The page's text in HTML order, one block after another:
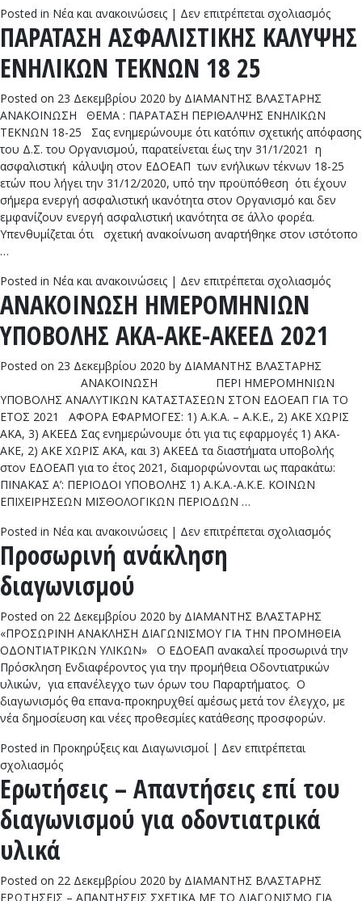
Posted in Νέα και ανακοινώσεις | Δεν επιτρέπεται σχολιασμόςστο
κατά
με
τους
ΠΑΡΑΤΑΣΗ ΑΣΦΑΛΙΣΤΙΚΗΣ ΚΑΛΥΨΗΣ
ΕΝΗΛΙΚΩΝ ΤΕΚΝΩΝ 18 25
Posted on 23 Δεκεμβρίου 2020 by ΔΙΑΜΑΝΤΗΣ ΒΛΑΣΤΑΡΗΣ
ΑΝΑΚΟΙΝΩΣΗ ΘΕΜΑ : ΠΑΡΑΤΑΣΗ ΠΕΡΙΘΑΛΨΗΣ ΕΝΗΛΙΚΩΝ
ΤΕΚΝΩΝ 18-25 Σας ενημερώνουμε ότι κατόπιν σχετικής απόφασης
του Δ.Σ. του Οργανισμού, παρατείνεται έως την 31/1/2021 η
ασφαλιστική κάλυψη στον ΕΔΟΕΑΠ των ενήλικων τέκνων 18-25
ετών που λήγει την 31/12/2020, υπό την προϋπόθεση ότι έχουν
σήμερα ενεργή ασφαλιστική ικανότητα στον Οργανισμό και δεν
εμφανίζουν ενεργή ασφαλιστική ικανότητα σε άλλο φορέα.
Υπενθυμίζεται ότι σχετική ανακοίνωση αναρτήθηκε στον ιστότοπο
…
Posted in Νέα και ανακοινώσεις | Δεν επιτρέπεται σχολιασμόςστο
18
25
ΑΝΑΚΟΙΝΩΣΗ ΗΜΕΡΟΜΗΝΙΩΝ
ΥΠΟΒΟΛΗΣ ΑΚΑ-ΑΚΕ-ΑΚΕΕΔ 2021
Posted on 23 Δεκεμβρίου 2020 by ΔΙΑΜΑΝΤΗΣ ΒΛΑΣΤΑΡΗΣ
ΑΝΑΚΟΙΝΩΣΗ ΠΕΡΙ ΗΜΕΡΟΜΗΝΙΩΝ
ΥΠΟΒΟΛΗΣ ΑΝΑΛΥΤΙΚΩΝ ΚΑΤΑΣΤΑΣΕΩΝ ΣΤΟΝ ΕΔΟΕΑΠ ΓΙΑ ΤΟ
ΕΤΟΣ 2021 ΑΦΟΡΑ ΕΦΑΡΜΟΓΕΣ: 1) Α.Κ.Α. – Α.Κ.Ε., 2) ΑΚΕ ΧΩΡΙΣ
ΑΚΑ, 3) ΑΚΕΕΔ Σας ενημερώνουμε ότι για τις εφαρμογές 1) ΑΚΑ-
ΑΚΕ, 2) ΑΚΕ ΧΩΡΙΣ ΑΚΑ, και 3) ΑΚΕΕΔ τα διαστήματα υποβολής
στον ΕΔΟΕΑΠ για το έτος 2021, διαμορφώνονται ως παρακάτω:
ΠΙΝΑΚΑΣ Α’: ΠΕΡΙΟΔΟΙ ΥΠΟΒΟΛΗΣ 1) Α.Κ.Α.-Α.Κ.Ε. ΚΟΙΝΩΝ
ΕΠΙΧΕΙΡΗΣΕΩΝ ΜΙΣΘΟΛΟΓΙΚΩΝ ΠΕΡΙΟΔΩΝ …
Posted in Νέα και ανακοινώσεις | Δεν επιτρέπεται σχολιασμόςστο
2021
Προσωρινή ανάκληση
διαγωνισμού
Posted on 22 Δεκεμβρίου 2020 by ΔΙΑΜΑΝΤΗΣ ΒΛΑΣΤΑΡΗΣ
«ΠΡΟΣΩΡΙΝΗ ΑΝΑΚΛΗΣΗ ΔΙΑΓΩΝΙΣΜΟΥ ΓΙΑ ΤΗΝ ΠΡΟΜΗΘΕΙΑ
ΟΔΟΝΤΙΑΤΡΙΚΩΝ ΥΛΙΚΩΝ» Ο ΕΔΟΕΑΠ ανακαλεί προσωρινά την
Πρόσκληση Ενδιαφέροντος για την προμήθεια Οδοντιατρικών
υλικών, για επανέλεγχο των όρων του Παραρτήματος. Ο
διαγωνισμός θα επανα-προκηρυχθεί αμέσως μετά τον έλεγχο, με
νέα δημοσίευση και νέες προθεσμίες κατάθεσης προσφορών.
Posted in Προκηρύξεις και Διαγωνισμοί | Δεν επιτρέπεται
σχολιασμόςστο
Προσωρινή
ανάκληση
διαγωνισμού
Ερωτήσεις – Απαντήσεις επί του
διαγωνισμού για οδοντιατρικά
υλικά
Posted on 22 Δεκεμβρίου 2020 by ΔΙΑΜΑΝΤΗΣ ΒΛΑΣΤΑΡΗΣ
ΕΡΩΤΗΣΕΙΣ – ΑΠΑΝΤΗΣΕΙΣ ΣΧΕΤΙΚΑ ΜΕ ΤΟ ΔΙΑΓΩΝΙΣΜΟ ΓΙΑ